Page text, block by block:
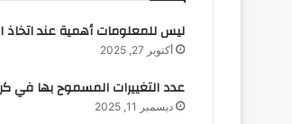
ليس للمعلومات أهمية عند اتخاذ
أكتوبر 27, 2025
عدد التغييرات المسموح بها في
ديسمبر 11, 2025